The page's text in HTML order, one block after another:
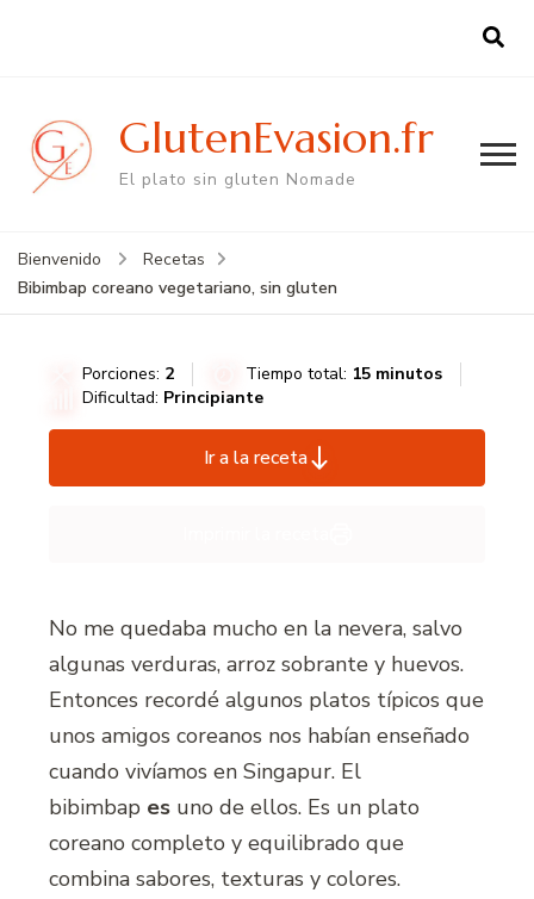
GlutenEvasion.fr
El plato sin gluten Nomade
Bienvenido
Recetas
Bibimbap coreano vegetariano, sin gluten
Porciones: 2 Tiempo total: 15 minutos
Dificultad: Principiante
Ir a la receta
No me quedaba mucho en la nevera, salvo
algunas verduras, arroz sobrante y huevos.
Entonces recordé algunos platos típicos que
unos amigos coreanos nos habían enseñado
cuando vivíamos en Singapur. El
bibimbap es uno de ellos. Es un plato
coreano completo y equilibrado que
combina sabores, texturas y colores.